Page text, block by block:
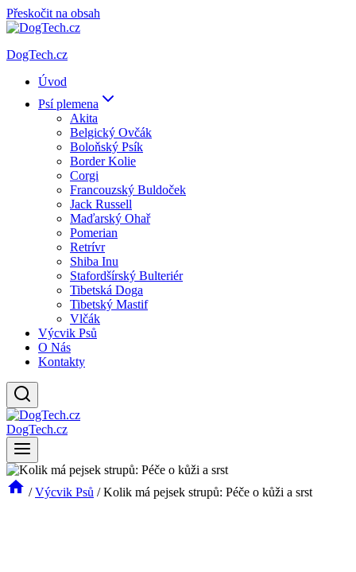
Přeskočit na obsah
DogTech.cz
Úvod
Psí plemena
Akita
Belgický Ovčák
Boloňský Psík
Border Kolie
Corgi
Francouzský Buldoček
Jack Russell
Maďarský Ohař
Pomerian
Retrívr
Shiba Inu
Stafordšírský Bulteriér
Tibetská Doga
Tibetský Mastif
Vlčák
Výcvik Psů
O Nás
Kontakty
DogTech.cz
/ Výcvik Psů / Kolik má pejsek strupů: Péče o kůži a srst